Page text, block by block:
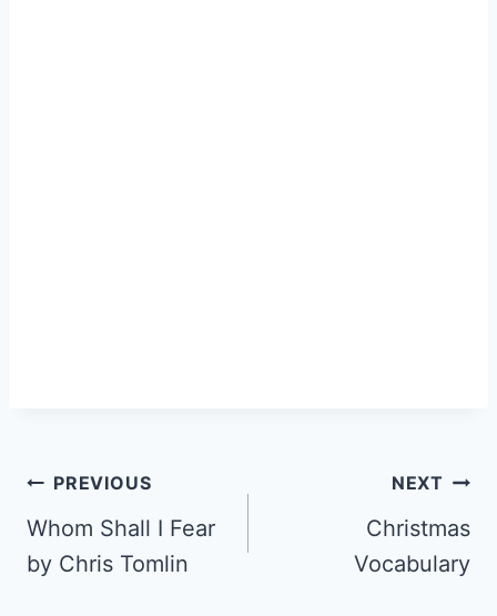
PREVIOUS
Whom Shall I Fear
by Chris Tomlin
NEXT
Christmas
Vocabulary